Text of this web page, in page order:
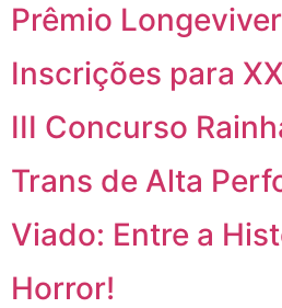
Prêmio
Inscrições para
III Concurso
Trans de Alta
Viado: Entre a
Horror!